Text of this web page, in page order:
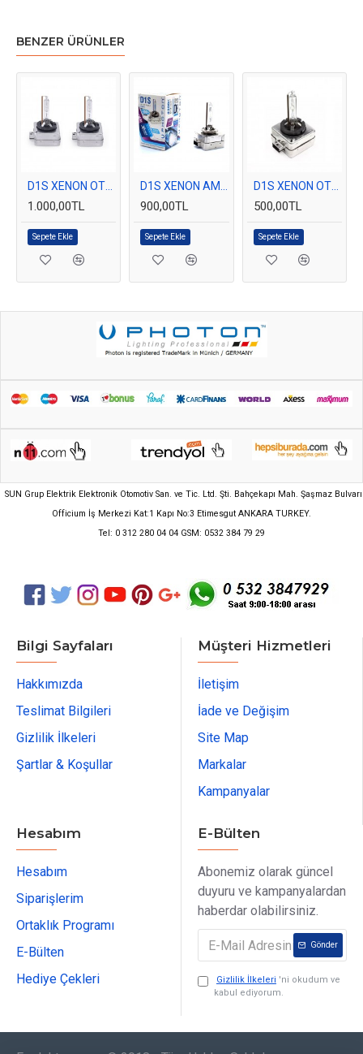
BENZER ÜRÜNLER
1.000,00TL
Sepete Ekle
900,00TL
Sepete Ekle
D1S XENON OTO AMPUL 4300K HID TECNOPOINT 1 Adet
500,00TL
Sepete Ekle
SUN Grup Elektrik Elektronik Otomotiv San. ve Tic. Ltd. Şti. Bahçekapı Mah. Şaşmaz Bulvarı
Officium İş Merkezi Kat:1 Kapı No:3 Etimesgut ANKARA TURKEY.
Tel: 0 312 280 04 04 GSM: 0532 384 79 29
Bilgi Sayfaları
Hakkımızda
Teslimat Bilgileri
Gizlilik İlkeleri
Şartlar & Koşullar
Müşteri Hizmetleri
İletişim
İade ve Değişim
Site Map
Markalar
Kampanyalar
Hesabım
Hesabım
Siparişlerim
Ortaklık Programı
E-Bülten
Hediye Çekleri
E-Bülten
Abonemiz olarak güncel
duyuru ve kampanyalardan
haberdar olabilirsiniz.
Gönder
Gizlilik İlkeleri 'ni okudum ve
kabul ediyorum.